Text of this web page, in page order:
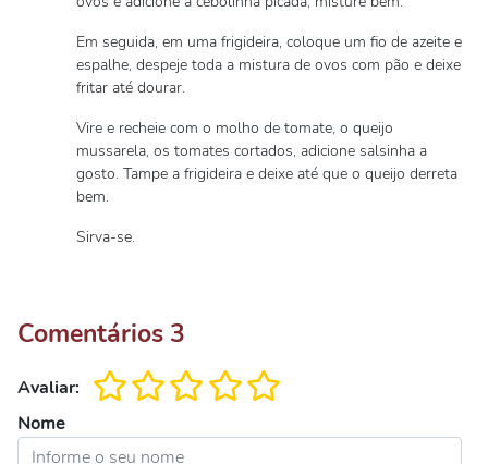
Em seguida, em uma frigideira, coloque um fio de azeite e
espalhe, despeje toda a mistura de ovos com pão e deixe
fritar até dourar.
Vire e recheie com o molho de tomate, o queijo
mussarela, os tomates cortados, adicione salsinha a
gosto. Tampe a frigideira e deixe até que o queijo derreta
bem.
Sirva-se.
Comentários 3
Avaliar:
Nome